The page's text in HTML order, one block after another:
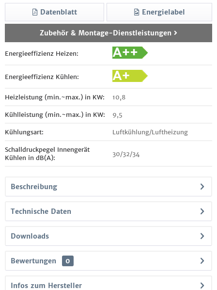
Datenblatt Energielabel
Zubehör & Montage-Dienstleistungen
Energieeffizienz Heizen:
Energieeffizienz Kühlen:
Heizleistung (min.~max.) in KW: 10,8
Kühlleistung (min.~max.) in KW: 9,5
Kühlungsart: Luftkühlung/Luftheizung
Schalldruckpegel Innengerät
Kühlen in dB(A):
30/32/34
Beschreibung
Technische Daten
Downloads
Bewertungen 0
Infos zum Hersteller